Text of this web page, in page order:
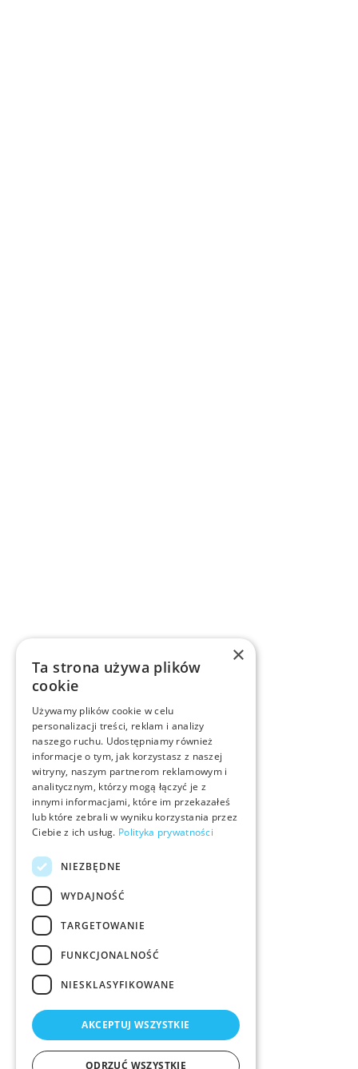
×
Ta strona używa plików
cookie
Używamy plików cookie w celu
personalizacji treści, reklam i analizy
naszego ruchu. Udostępniamy również
informacje o tym, jak korzystasz z naszej
witryny, naszym partnerom reklamowym i
analitycznym, którzy mogą łączyć je z
innymi informacjami, które im przekazałeś
lub które zebrali w wyniku korzystania przez
Ciebie z ich usług. Polityka prywatności
NIEZBĘDNE
WYDAJNOŚĆ
TARGETOWANIE
FUNKCJONALNOŚĆ
NIESKLASYFIKOWANE
AKCEPTUJ WSZYSTKIE
ODRZUĆ WSZYSTKIE